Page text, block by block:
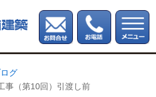
グ
事（第10回）引渡し前